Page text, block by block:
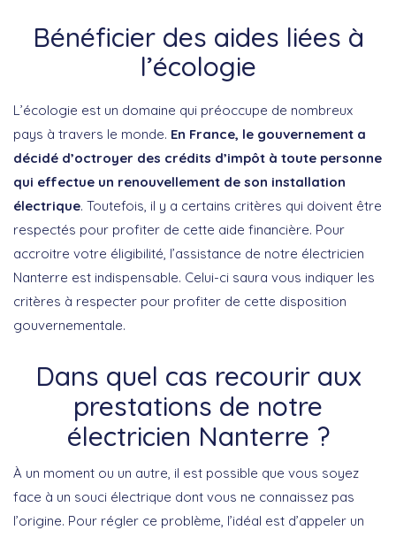
Bénéficier des aides liées à
l’écologie
L’écologie est un domaine qui préoccupe de nombreux
pays à travers le monde. En France, le gouvernement a
décidé d’octroyer des crédits d’impôt à toute personne
qui effectue un renouvellement de son installation
électrique. Toutefois, il y a certains critères qui doivent être
respectés pour profiter de cette aide financière. Pour
accroitre votre éligibilité, l’assistance de notre électricien
Nanterre est indispensable. Celui-ci saura vous indiquer les
critères à respecter pour profiter de cette disposition
gouvernementale.
Dans quel cas recourir aux
prestations de notre
électricien Nanterre ?
À un moment ou un autre, il est possible que vous soyez
face à un souci électrique dont vous ne connaissez pas
l’origine. Pour régler ce problème, l’idéal est d’appeler un